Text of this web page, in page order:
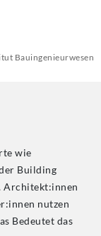
Bauingenieurwesen
wie
Building
Architekt:innen
nutzen
Bedeutet das